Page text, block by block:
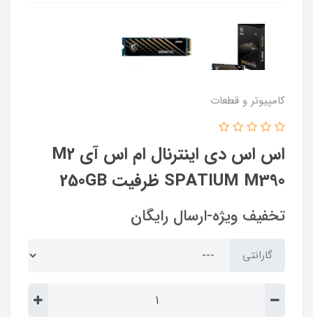
کامپیوتر و قطعات
اس اس دی اینترنال ام اس آی M2
SPATIUM M390 ظرفیت 250GB
تخفیف ویژه-ارسال رایگان
گارانتی